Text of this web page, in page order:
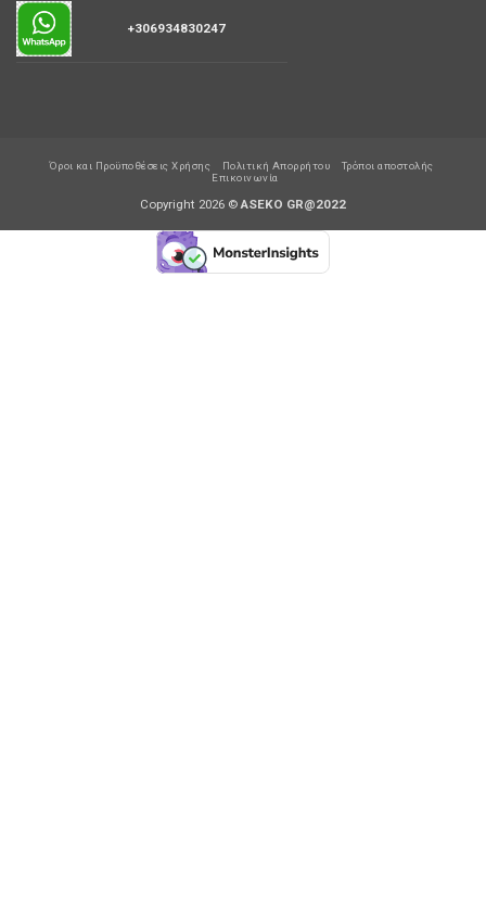
+306934830247
Όροι και Προϋποθέσεις Χρήσης Πολιτική Απορρήτου
Τρόποι αποστολής
Επικοινωνία
Copyright 2026 ©ASEKO GR@2022